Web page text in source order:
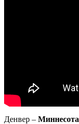
Денвер – Миннесота